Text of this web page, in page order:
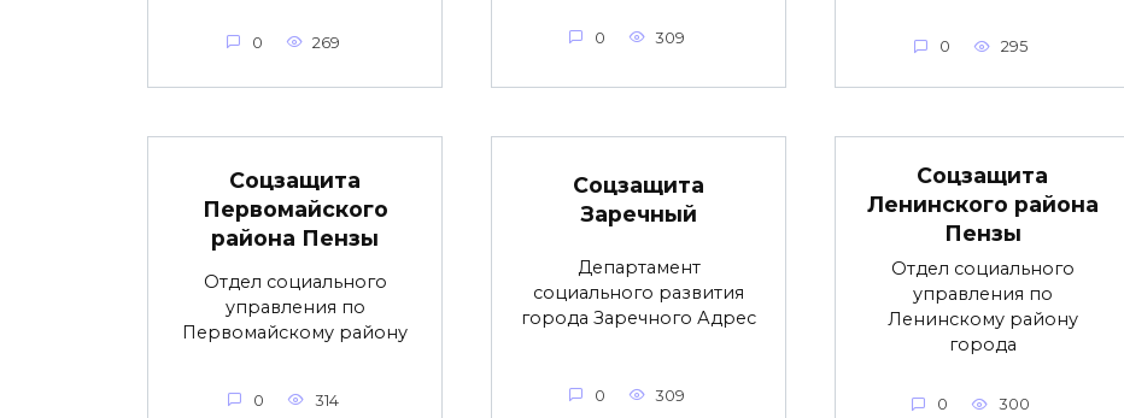
0 269 0 309 0 295
Соцзащита
Первомайского
района Пензы
Отдел социального
управления по
Первомайскому району
0 314
Соцзащита
Заречный
Департамент
социального развития
города Заречного Адрес
0 309
Соцзащита
Ленинского района
Пензы
Отдел социального
управления по
Ленинскому району
города
0 300